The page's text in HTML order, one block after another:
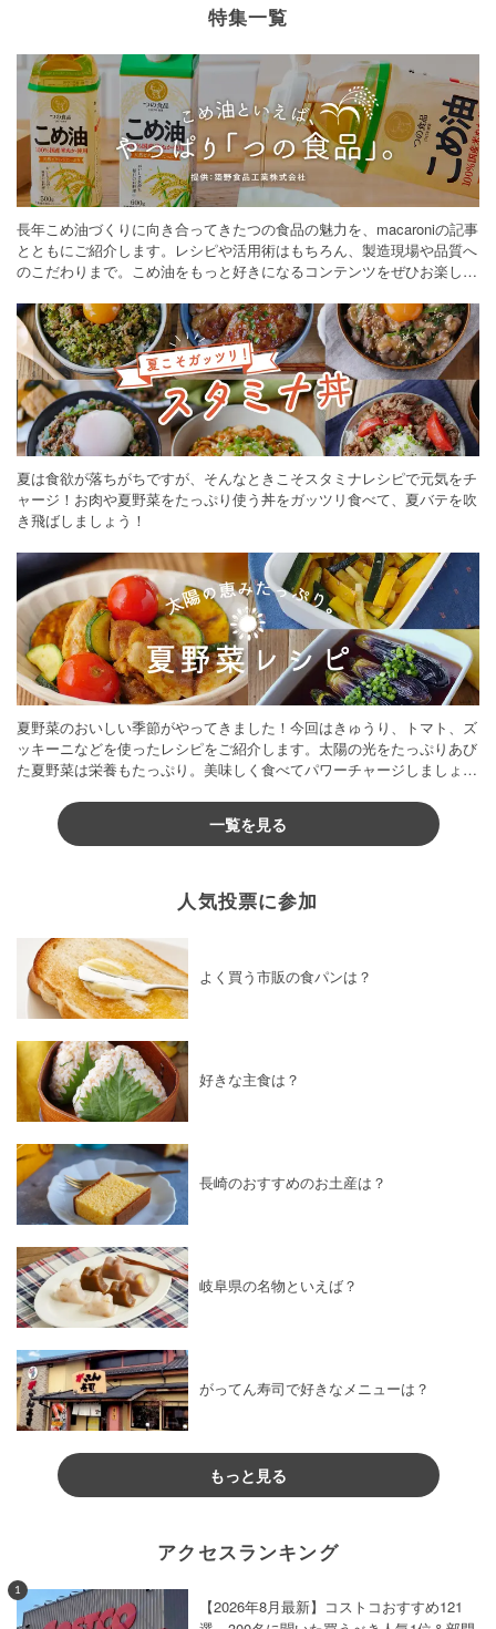
特集一覧
長年こめ油づくりに向き合ってきたつの食品の魅力を、macaroniの記事
とともにご紹介します。レシピや活用術はもちろん、製造現場や品質へ
のこだわりまで。こめ油をもっと好きになるコンテンツをぜひお楽しみ
夏は食欲が落ちがちですが、そんなときこそスタミナレシピで元気をチ
ャージ！お肉や夏野菜をたっぷり使う丼をガッツリ食べて、夏バテを吹
き飛ばしましょう！
夏野菜のおいしい季節がやってきました！今回はきゅうり、トマト、ズ
ッキーニなどを使ったレシピをご紹介します。太陽の光をたっぷりあび
た夏野菜は栄養もたっぷり。美味しく食べてパワーチャージしましょう
一覧を見る
人気投票に参加
よく買う市販の食パンは？
好きな主食は？
長崎のおすすめのお土産は？
岐阜県の名物といえば？
がってん寿司で好きなメニューは？
もっと見る
アクセスランキング
1
【2026年8月最新】コストコおすすめ121